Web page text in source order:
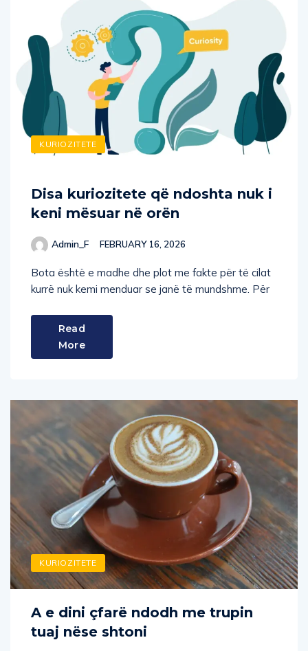
KURIOZITETE
Disa kuriozitete që ndoshta nuk i
keni mësuar në orën
Admin_F FEBRUARY 16, 2026
Bota është e madhe dhe plot me fakte për të cilat
kurrë nuk kemi menduar se janë të mundshme. Për
Read
More
KURIOZITETE
A e dini çfarë ndodh me trupin
tuaj nëse shtoni